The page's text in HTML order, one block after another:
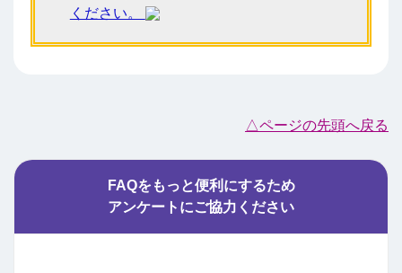
ください。
△ページの先頭へ戻る
FAQをもっと便利にするため
アンケートにご協力ください